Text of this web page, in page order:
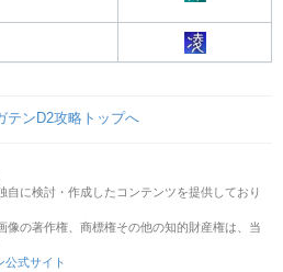
テンD2攻略トップへ
に検討・作成したコンテンツを提供しており
の著作権、商標権その他の知的財産権は、当
式サイト